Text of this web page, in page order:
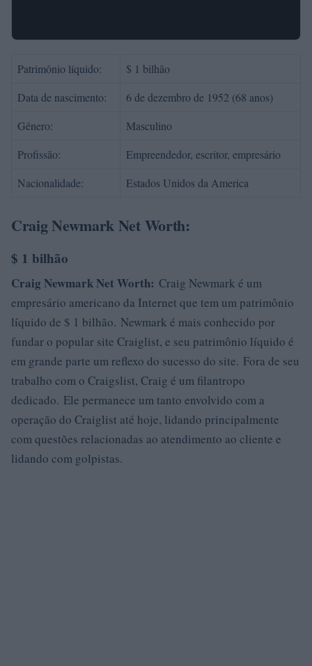
Patrimônio líquido:
$ 1 bilhão
Data de nascimento:
6 de dezembro de 1952 (68 anos)
Gênero:
Masculino
Profissão:
Empreendedor, escritor, empresário
Nacionalidade:
Estados Unidos da America
Craig Newmark Net Worth:
$ 1 bilhão
Craig Newmark Net Worth: Craig Newmark é um
empresário americano da Internet que tem um patrimônio
líquido de $ 1 bilhão. Newmark é mais conhecido por
fundar o popular site Craiglist, e seu patrimônio líquido é
em grande parte um reflexo do sucesso do site. Fora de seu
trabalho com o Craigslist, Craig é um filantropo
dedicado. Ele permanece um tanto envolvido com a
operação do Craiglist até hoje, lidando principalmente
com questões relacionadas ao atendimento ao cliente e
lidando com golpistas.